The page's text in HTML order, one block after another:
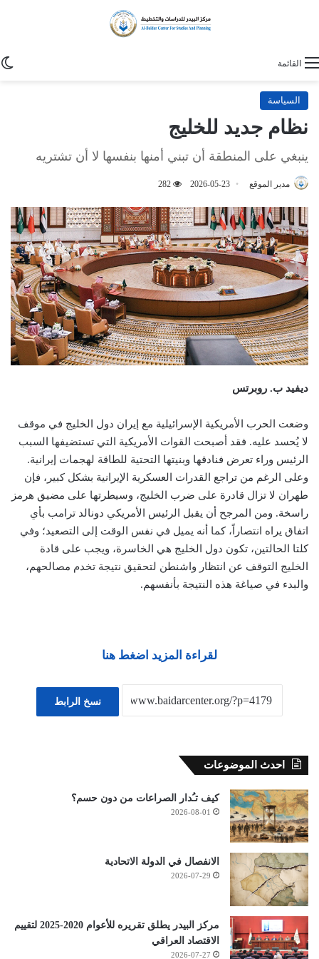
القائمة
السياسة
نظام جديد للخليج
ينبغي على المنطقة أن تبني أمنها بنفسها لا أن تشتريه
مدير الموقع 2026-05-23
282
ديفيد ب. روبرتس
وضعت الحرب الأمريكية الإسرائيلية مع إيران دول الخليج في موقف
لا يُحسد عليه. فقد أصبحت القوات الأمريكية التي تستضيفها السبب
الرئيس وراء تعرض فنادقها وبنيتها التحتية للطاقة لهجمات إيرانية.
وعلى الرغم من تراجع القدرات العسكرية الإيرانية بشكل كبير، فإن
طهران لا تزال قادرة على ضرب الخليج، وسيطرتها على مضيق هرمز
راسخة. ومن المرجح أن يقبل الرئيس الأمريكي دونالد ترامب بأي
اتفاق يراه انتصاراً، كما أنه يميل في نفس الوقت إلى التصعيد؛ وفي
كلتا الحالتين، تكون دول الخليج هي الخاسرة، ويجب على قادة
الخليج التوقف عن انتظار واشنطن لتحقيق نتيجة تخدم مصالحهم،
والبدء في صياغة هذه النتيجة بأنفسهم.
لقراءة المزيد اضغط هنا
نسخ الرابط
احدث الموضوعات
كيف تـُدار الصراعات من دون حسم؟
2026-08-01
الانفصال في الدولة الاتحادية
2026-07-29
مركز البيدر يطلق تقريره للأعوام 2020-2025 لتقييم
الاقتصاد العراقي
2026-07-27